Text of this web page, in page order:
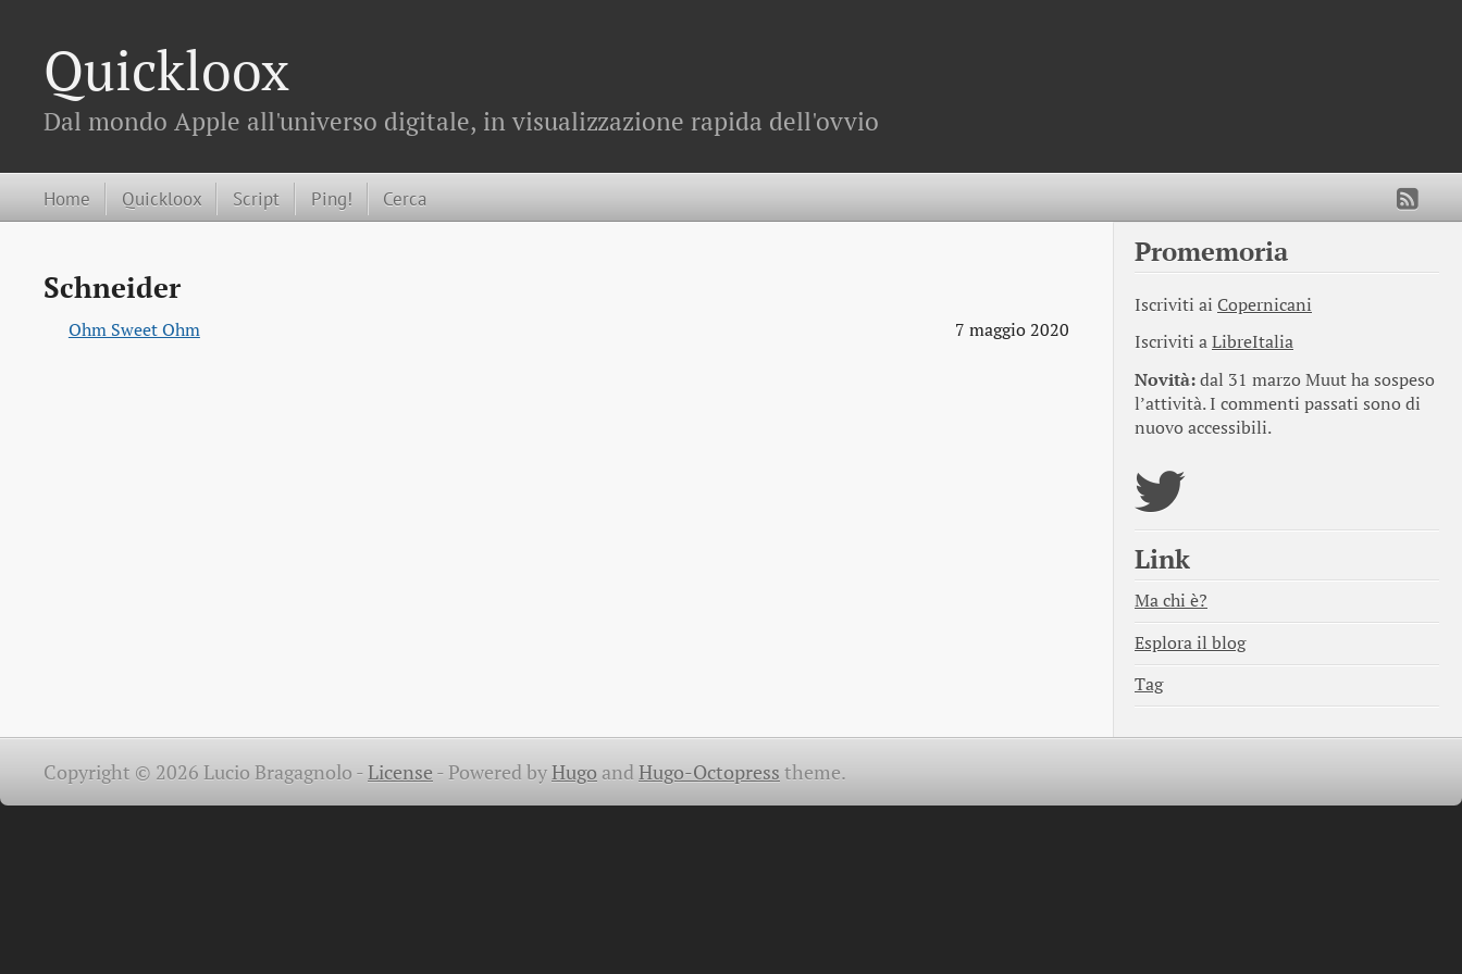
Quickloox
Dal mondo Apple all'universo digitale, in visualizzazione rapida dell'ovvio
Home Quickloox Script Ping! Cerca
Schneider
Ohm Sweet Ohm 7 maggio 2020
Promemoria
Iscriviti ai Copernicani
Iscriviti aLibreItalia
Novità:dal 31 marzo Muut ha sospeso
l’attività. I commenti passati sono di
nuovo accessibili.
Link
Ma chi è?
Esplora il blog
Tag
Copyright © 2026 Lucio Bragagnolo -License -Powered byHugoandHugo-Octopress theme.